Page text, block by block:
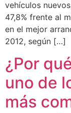
vehículos
47,8% frente al
en el mejor
2012, según […]
¿Por
uno de
más